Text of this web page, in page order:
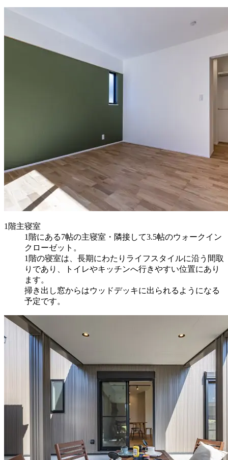
1階主寝室
1階にある7帖の主寝室・隣接して3.5帖のウォークイン
クローゼット。
1階の寝室は、長期にわたりライフスタイルに沿う間取
りであり、トイレやキッチンへ行きやすい位置にあり
ます。
掃き出し窓からはウッドデッキに出られるようになる
予定です。